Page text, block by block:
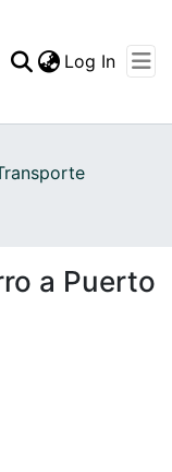
Statistics
Log In
a Puerto